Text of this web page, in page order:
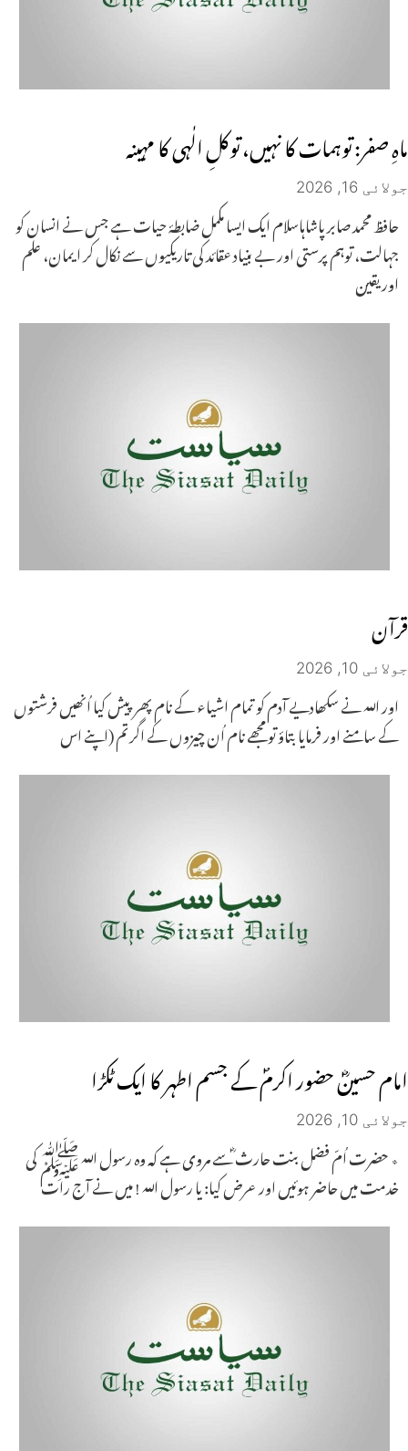
ماہِ صفر: توہمات کا نہیں، توکلِ الٰہی کا مہینہ
جولائی 16, 2026
حافظ محمد صابر پاشاہاسلام ایک ایسا مکمل ضابطۂ حیات ہے جس نے انسان کو
جہالت، توہم پرستی اور بے بنیاد عقائد کی تاریکیوں سے نکال کر ایمان، علم
اور یقین
قرآن
جولائی 10, 2026
اور اللہ نے سکھادیے آدم کو تمام اشیاء کے نام پھر پیش کیا اُنھیں فرشتوں
کے سامنے اور فرمایا بتاؤ تو مجھے نام اُن چیزوں کے اگر تم (اپنے اس
امام حسینؓ حضور اکرمؐ کے جسم اطہر کا ایک ٹکڑا
جولائی 10, 2026
٭ حضرت اُمّ فضل بنت حارث ؓسے مروی ہے کہ وہ رسول اللہ ﷺ کی
خدمت میں حاضر ہوئیں اور عرض کیا: یا رسول اللہ ! میں نے آج رات